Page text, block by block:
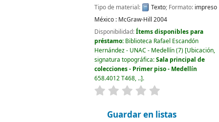
Tipo de material:
Texto; Formato: impreso
México : McGraw-Hill 2004
Disponibilidad:Ítems disponibles para
préstamo: Biblioteca Rafael Escandón
Hernández - UNAC - Medellín(7) Ubicación,
signatura topográfica:Sala principal de
colecciones - Primer piso - Medellín
658.4012 T468, .. .
valoración
Guardar en listas